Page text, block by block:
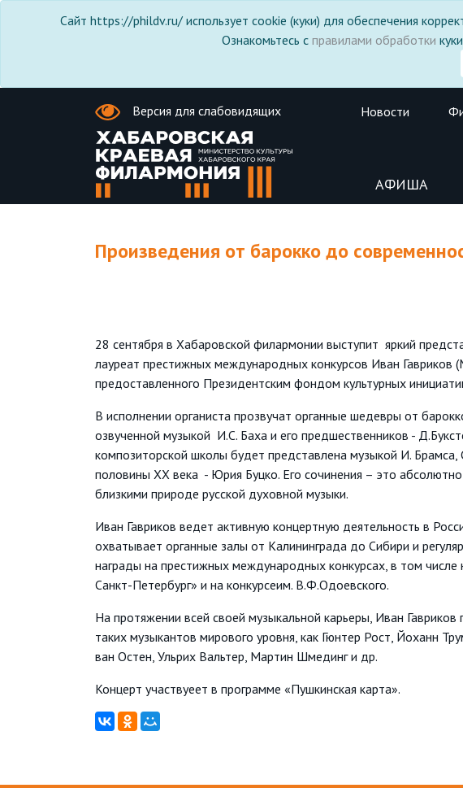
Сайт https://phildv.ru/ использует cookie (куки) для обеспечения
Ознакомьтесь с правилами обработки
Версия для слабовидящих Новости
АФИША
Произведения от барокко до
28 сентября в Хабаровской филармонии выступит яркий
лауреат престижных международных конкурсов Иван Гавриков
предоставленного Президентским фондом культурных
В исполнении органиста прозвучат органные шедевры от
озвученной музыкой И.С. Баха и его предшественников -
композиторской школы будет представлена музыкой И.
половины ХХ века - Юрия Буцко. Его сочинения – это
близкими природе русской духовной музыки.
Иван Гавриков ведет активную концертную деятельность в
охватывает органные залы от Калининграда до Сибири и
награды на престижных международных конкурсах, в том числе
Санкт-Петербург» и на конкурсеим. В.Ф.Одоевского.
На протяжении всей своей музыкальной карьеры, Иван
таких музыкантов мирового уровня, как Гюнтер Рост, Йоханн
ван Остен, Ульрих Вальтер, Мартин Шмединг и др.
Концерт участвуеет в программе «Пушкинская карта».